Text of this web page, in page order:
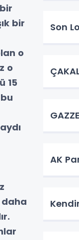
bir
o
o
15
Son
AK